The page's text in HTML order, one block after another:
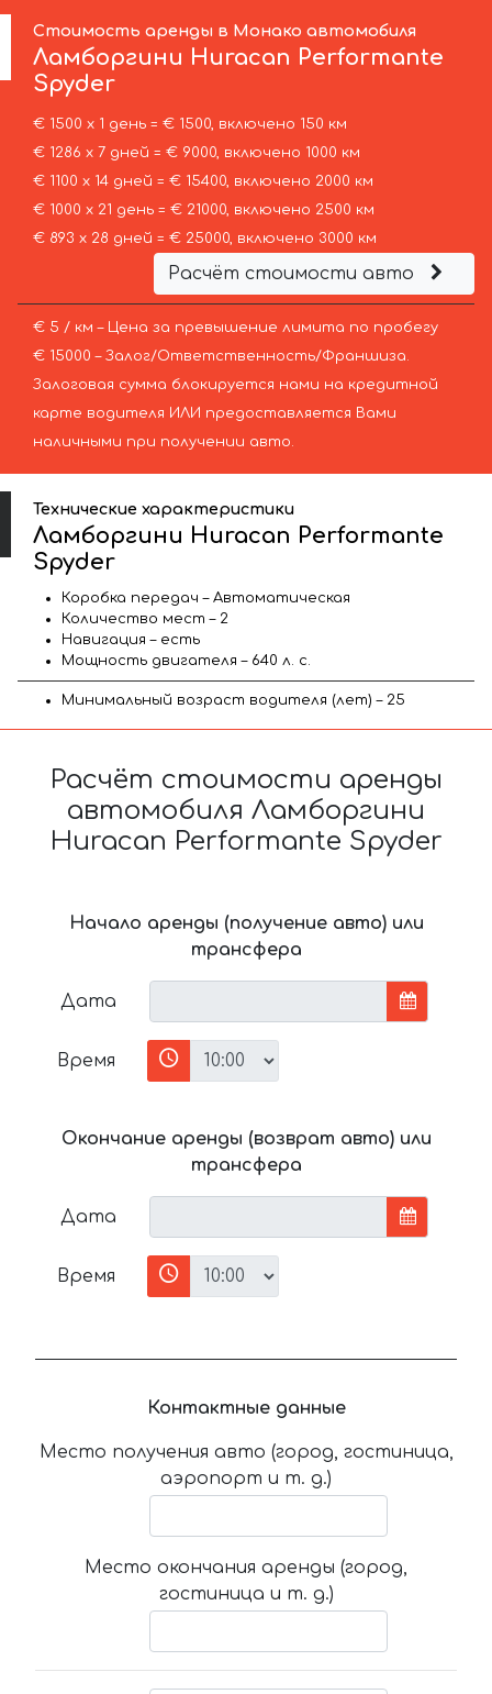
Стоимость аренды в Монако автомобиля
Ламборгини Huracan Performante
Spyder
€ 1500 х 1 день = € 1500, включено 150 км
€ 1286 х 7 дней = € 9000, включено 1000 км
€ 1100 х 14 дней = € 15400, включено 2000 км
€ 1000 х 21 день = € 21000, включено 2500 км
€ 893 х 28 дней = € 25000, включено 3000 км
Расчёт стоимости авто
€ 5 / км – Цена за превышение лимита по пробегу
€ 15000 – Залог/Ответственность/Франшиза.
Залоговая сумма блокируется нами на кредитной
карте водителя ИЛИ предоставляется Вами
наличными при получении авто.
Технические характеристики
Ламборгини Huracan Performante
Spyder
Коробка передач – Автоматическая
Количество мест – 2
Навигация – есть
Мощность двигателя – 640 л. с.
Минимальный возраст водителя (лет) – 25
Расчёт стоимости аренды
автомобиля Ламборгини
Huracan Performante Spyder
Начало аренды (получение авто) или
трансфера
Дата
Время
Окончание аренды (возврат авто) или
трансфера
Дата
Время
Контактные данные
Место получения авто (город, гостиница,
аэропорт и т. д.)
Место окончания аренды (город,
гостиница и т. д.)